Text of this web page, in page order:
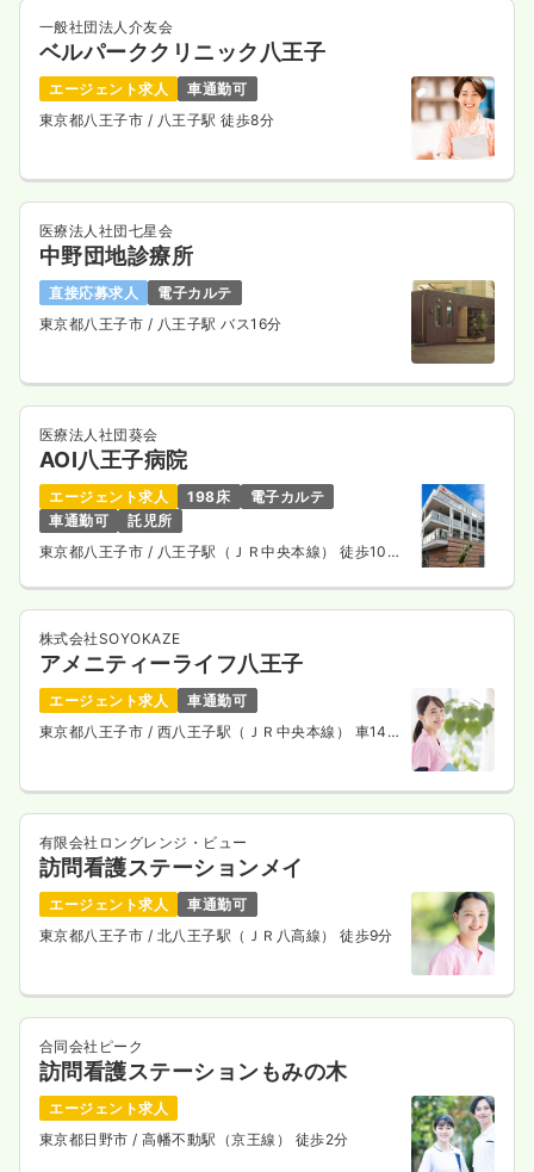
一般社団法人介友会
ベルパーククリニック八王子
エージェント求人
車通勤可
東京都八王子市 / 八王子駅 徒歩8分
医療法人社団七星会
中野団地診療所
直接応募求人
電子カルテ
東京都八王子市 / 八王子駅 バス16分
医療法人社団葵会
AOI八王子病院
エージェント求人 198床
電子カルテ
車通勤可
託児所
東京都八王子市 / 八王子駅（ＪＲ中央本線） 徒歩10
株式会社SOYOKAZE
アメニティーライフ八王子
エージェント求人
車通勤可
東京都八王子市 / 西八王子駅（ＪＲ中央本線） 車14
有限会社ロングレンジ・ビュー
訪問看護ステーションメイ
エージェント求人
車通勤可
東京都八王子市 / 北八王子駅（ＪＲ八高線） 徒歩9分
合同会社ピーク
訪問看護ステーションもみの木
エージェント求人
東京都日野市 / 高幡不動駅（京王線） 徒歩2分